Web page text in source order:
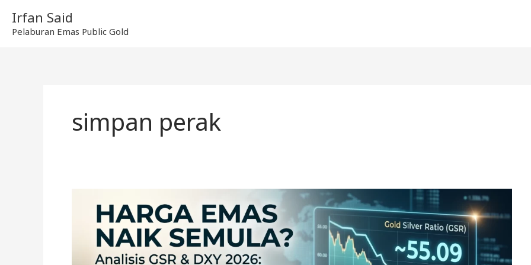
content
Irfan Said
Pelaburan Emas Public Gold
simpan perak
Semula?